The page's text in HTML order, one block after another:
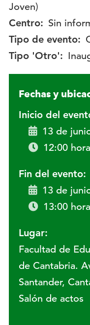
Joven)
Centro: Sin
Tipo de evento:
Tipo 'Otro':
Fechas y
Inicio del
13 de
12:00
Fin del evento:
13 de
13:00
Lugar:
Facultad de
de Cantabria.
Santander,
Salón de actos